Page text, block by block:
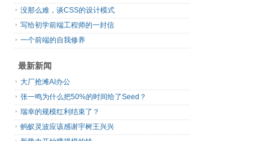
没那么难，谈CSS的设计模式
写给初学前端工程师的一封信
一个前端的自我修养
最新新闻
大厂抢滩AI办公
张一鸣为什么把50%的时间给了Seed？
瑞幸的规模红利结束了？
蚂蚁灵波应该感谢宇树王兴兴